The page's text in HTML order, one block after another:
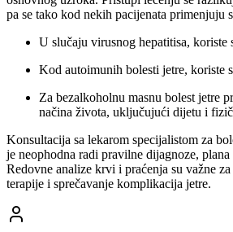
pa se tako kod nekih pacijenata primenjuju
U slučaju virusnog hepatitisa, koriste
Kod autoimunih bolesti jetre, koriste
Za bezalkoholnu masnu bolest jetre
načina života, uključujući dijetu i
Konsultacija sa lekarom specijalistom za
je neophodna radi pravilne dijagnoze, plana
Redovne analize krvi i praćenja su važne
terapije i sprečavanje komplikacija jetre.